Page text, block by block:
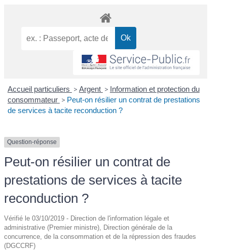
Accueil particuliers > Argent > Information et protection du
consommateur > Peut-on résilier un contrat de prestations
de services à tacite reconduction ?
Question-réponse
Peut-on résilier un contrat de
prestations de services à tacite
reconduction ?
Vérifié le 03/10/2019 - Direction de l'information légale et
administrative (Premier ministre), Direction générale de la
concurrence, de la consommation et de la répression des fraudes
(DGCCRF)